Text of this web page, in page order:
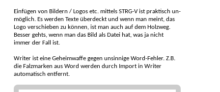
Einfügen von Bildern / Logos etc. mittels STRG-V ist prak­tisch un­
möglich. Es werden Texte über­deckt und wenn man meint, das
Logo ver­schieben zu können, ist man auch auf dem Holz­weg.
Besser gehts, wenn man das Bild als Datei hat, was ja nicht
immer der Fall ist.
Writer ist eine Geheimwaffe gegen unsinnige Word-Fehler. Z.B.
die Falz­marken aus Word werden durch Import in Writer
automatisch ent­fernt.